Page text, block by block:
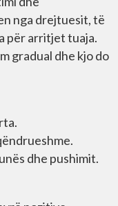
nga drejtuesit, të
për arritjet tuaja.
gradual dhe kjo do
dhe pushimit.